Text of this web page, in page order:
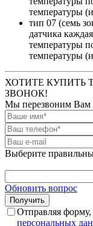
температуры
тип 07 (семь
датчика
температуры
температуры
ХОТИТЕ КУПИТЬ
ЗВОНОК!
Мы перезвоним Вам
Выберите
Обновить вопрос
Отправляя форму,
персональных